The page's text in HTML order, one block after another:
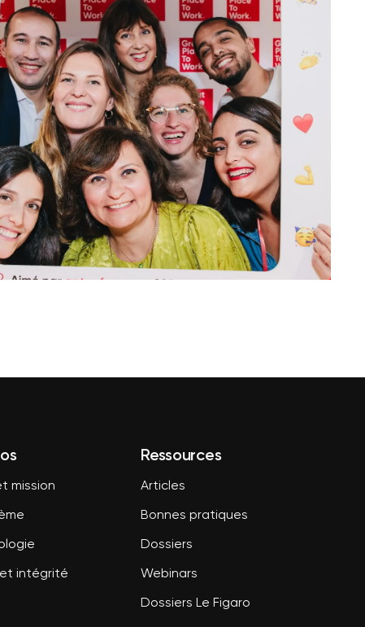
mission
intégrité
Ressources
Articles
Bonnes pratiques
Dossiers
Webinars
Dossiers Le Figaro